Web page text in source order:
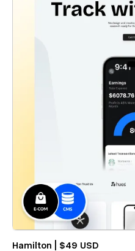
Hamilton | $49 USD